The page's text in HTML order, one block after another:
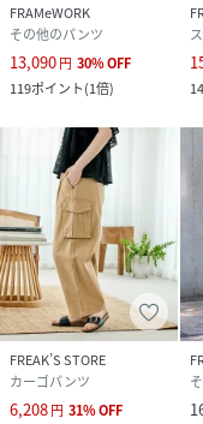
FRAMeWORK
その他のパンツ
13,090円 30%OFF
119ポイント(1倍)
FREAK’S STORE
カーゴパンツ
6,208円 31%OFF